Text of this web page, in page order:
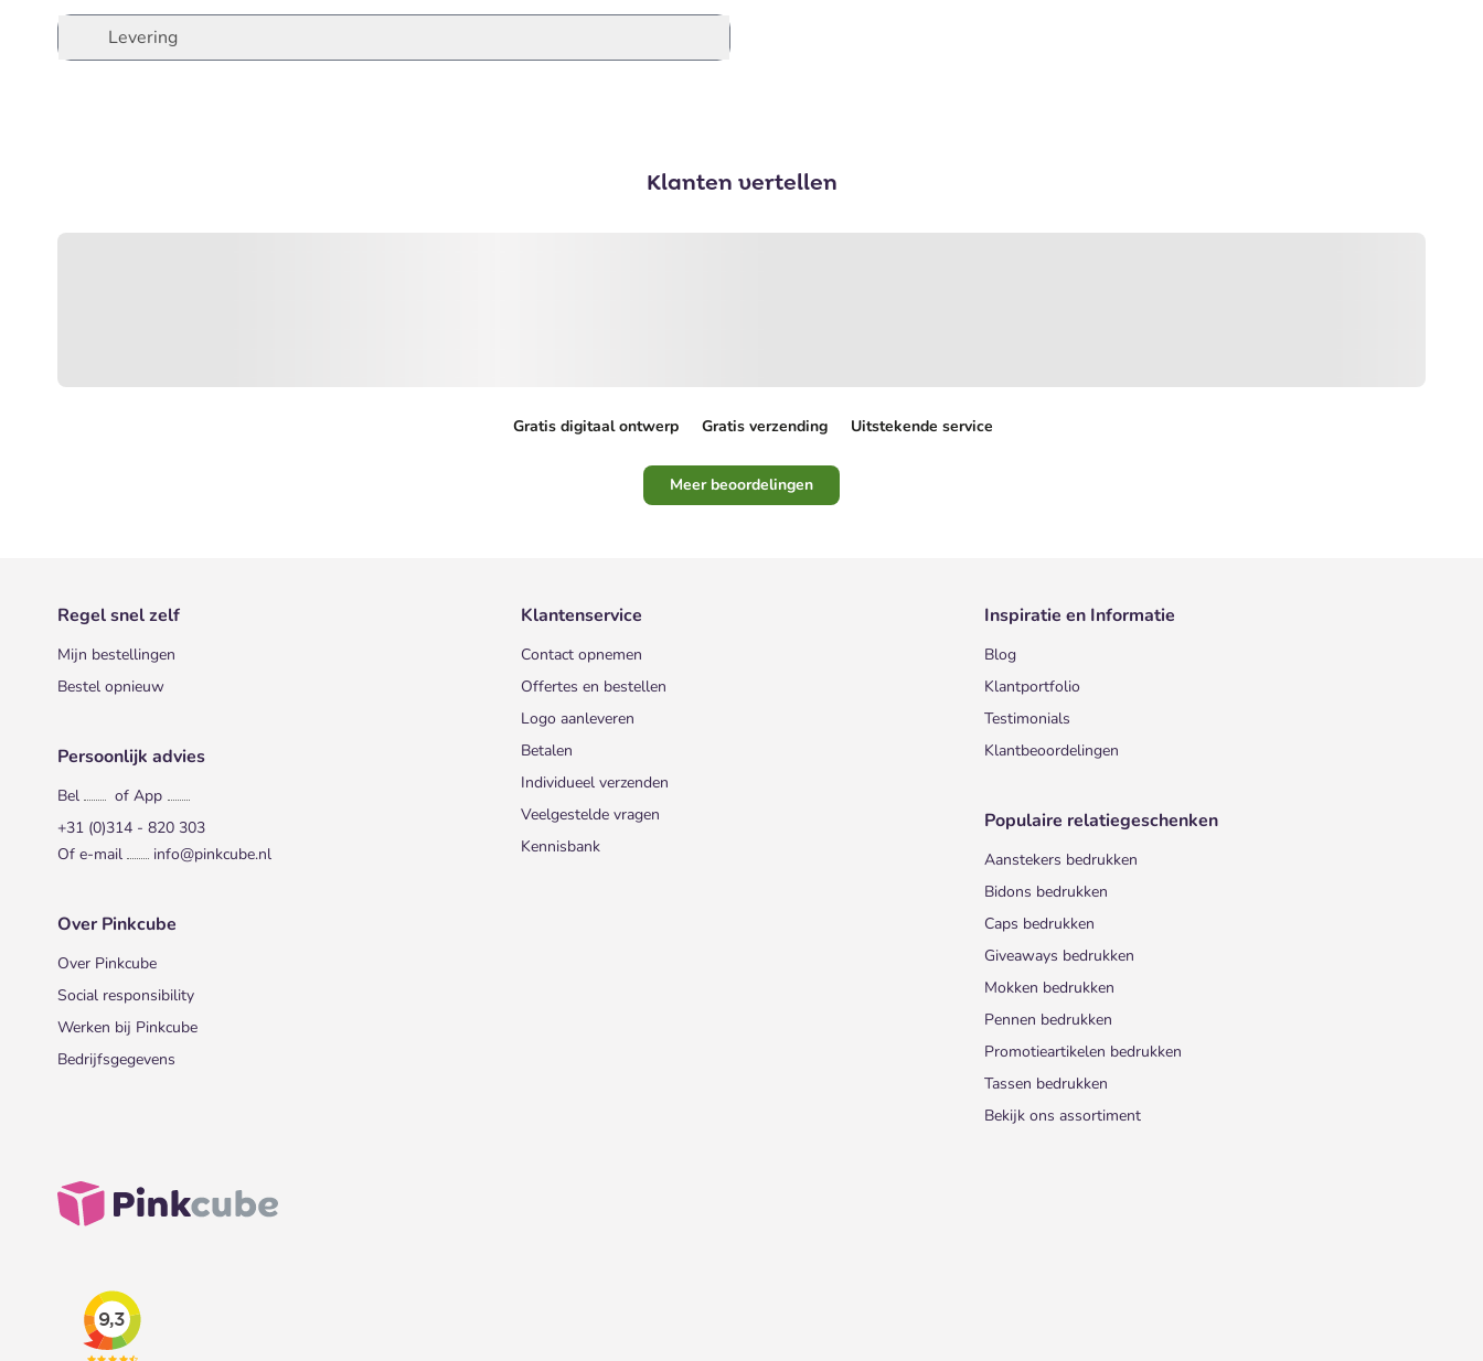
Levering
Klanten vertellen
Gratis digitaal ontwerp Gratis verzending Uitstekende service
Meer beoordelingen
Regel snel zelf
Mijn bestellingen
Bestel opnieuw
Persoonlijk advies
Bel
of App
+31 (0)314 - 820 303
Of e-mail
info@pinkcube.nl
Over Pinkcube
Over Pinkcube
Social responsibility
Werken bij Pinkcube
Bedrijfsgegevens
Klantenservice
Contact opnemen
Offertes en bestellen
Logo aanleveren
Betalen
Individueel verzenden
Veelgestelde vragen
Kennisbank
Inspiratie en Informatie
Blog
Klantportfolio
Testimonials
Klantbeoordelingen
Populaire relatiegeschenken
Aanstekers bedrukken
Bidons bedrukken
Caps bedrukken
Giveaways bedrukken
Mokken bedrukken
Pennen bedrukken
Promotieartikelen bedrukken
Tassen bedrukken
Bekijk ons assortiment